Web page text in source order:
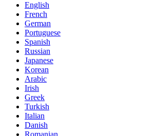
English
French
German
Portuguese
Spanish
Russian
Japanese
Korean
Arabic
Irish
Greek
Turkish
Italian
Danish